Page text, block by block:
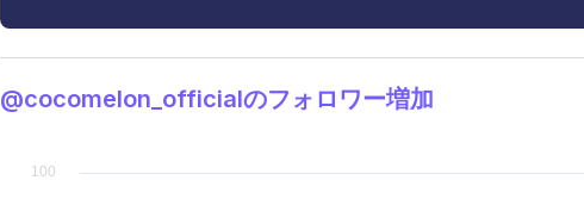
@cocomelon_officialのフォロワー増加